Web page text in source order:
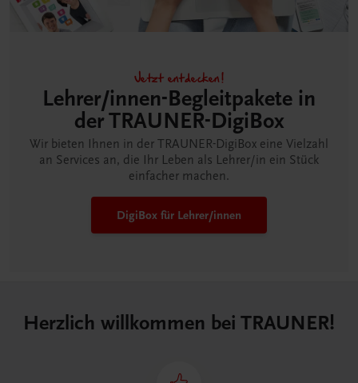
Jetzt entdecken!
Lehrer/innen-Begleitpakete in
der TRAUNER-DigiBox
Wir bieten Ihnen in der TRAUNER-DigiBox eine Vielzahl
an Services an, die Ihr Leben als Lehrer/in ein Stück
einfacher machen.
DigiBox für Lehrer/innen
Herzlich willkommen bei TRAUNER!